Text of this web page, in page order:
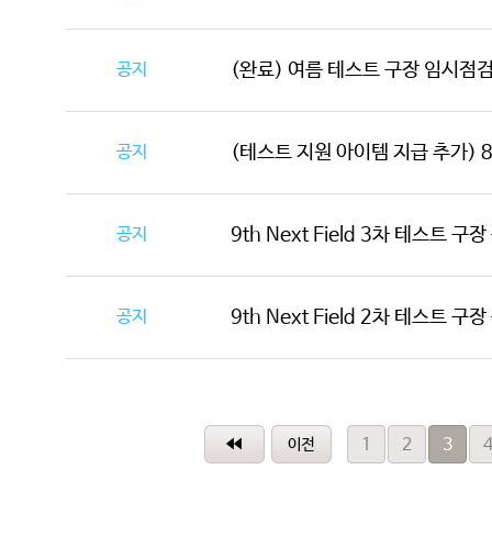
공지 (완료) 여름 테스트 구장 임시점
공지 (테스트 지원 아이템 지급 추
공지 9th Next Field 3차 테스트 구장
공지 9th Next Field 2차 테스트 구장
1 2 3 4